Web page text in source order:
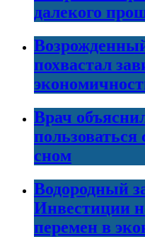
далекого
похвастал
Врач
сном
Водородный
Инвестиции
перемен в